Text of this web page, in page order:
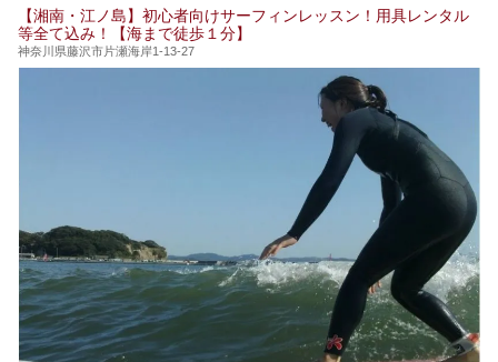
今回は日帰り温泉としての「絶景日帰り温泉 龍宮殿本館
（以下、龍宮殿本館）」と、旅館としての「箱根 芦ノ湖畔
蛸川温泉 龍宮殿（以下、龍宮殿）」の両方の魅力をたっぷ
りお伝えします！
ここは箱根神社、九頭龍神社、白龍神社、箱根元宮と箱根の
4つの神社に囲まれたパワースポットです。
提供元：株式会社西武・プリンスホテルズワールドワイド
この記事は箱根 芦ノ湖畔蛸川温泉 龍宮殿のPR記事です。
【湘南・江ノ島】初心者向けサーフィンレッスン！用具レンタル
等全て込み！【海まで徒歩１分】
神奈川県藤沢市片瀬海岸1-13-27